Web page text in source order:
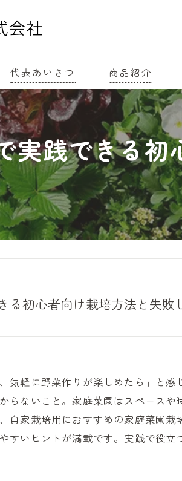
代表あいさつ 商品紹介
実践できる
る初心者向け栽培方法と失敗
気軽に野菜作りが楽しめたら」と
らないこと。家庭菜園はスペース
自家栽培用におすすめの家庭菜園
すいヒントが満載です。実践で役